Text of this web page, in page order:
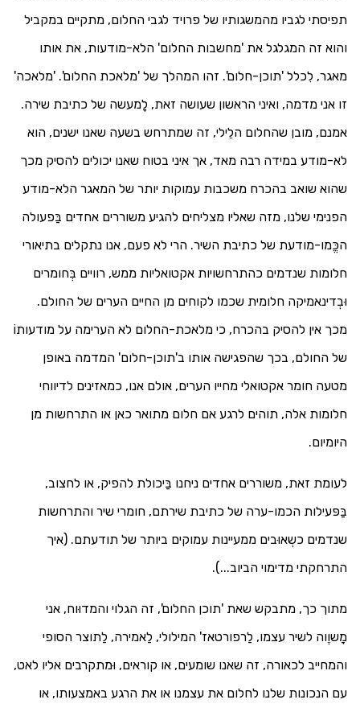
תפיסתי לגביו מהמשגותיו של פרויד לגבי החלום, מתקיים במקביל
והוא זה המגלגל את 'מחשבות החלום' הלא-מודעות, את אותו
מאגר, לִכלל 'תוכן-חלום'. זהו המהלך של 'מלאכת החלום'. 'מלאכה'
זו אני מדמה, ואיני הראשון שעושה זאת, לָמעשה של כתיבת שירה.
אמנם, מובן שהחלום הלֵילי, זה שמתרחש בשעה שאנו ישנים, הוא
לא-מודע במידה רבה מאד, אך איני בטוח שאנו יכולים להסיק מכך
שהוא שואב בהכרח משכבות עמוקות יותר של המאגר הלא-מודע
הפנימי שלנו, מזה שאליו מצליחים להגיע משוררים אחדים בַּפעולה
הכֱּמו-מודעת של כתיבת השיר. הרי לא פעם, אנו נתקלים בתיאורי
חלומות שנדמים כהתרחשויות אקטואליות ממש, רוויים בְּחומרים
וּבְדינאמיקה חלומית שכמו לקוחים מן החיים הערים של החולם.
מכך אין להסיק בהכרח, כי מלאכת-החלום לא הערימה על מודעותוֹ
של החולם, בכך שהפגישה אותו ב'תוכן-חלום' המדמה באופן
מטעה חומר אקטואלי מחייו הערים, אולם אנו, כמאזינים לדיווחי
חלומות אלה, תוהים לרגע אם חלום מתואר כאן או התרחשות מן
היומיום.
לעומת זאת, משוררים אחדים ניחנו בַּיכולת להפיק, או לחצוב,
בַּפּעילות הכמו-ערה של כתיבת שירתם, חומרי שיר והתרחשות
שנדמים כשְאוּבים ממעיינות עמוקים ביותר של תודעתם. (איך
התרחקתי מדימוי הביוב...).
מתוך כך, מתבקש שאת 'תוכן החלום', זה הגלוי והמדוּוח, אני
מָשוֶוה לשיר עצמו, לַרפורטאז' המילולי, לַאמירה, לַתוצר הסופי
והמחייב לכאורה, זה שאנו שומעים, או קוראים, וּמתקרבים אליו לאט,
עם הנכונות שלנו לחלום את עצמנו או את הרגע באמצעותו, או